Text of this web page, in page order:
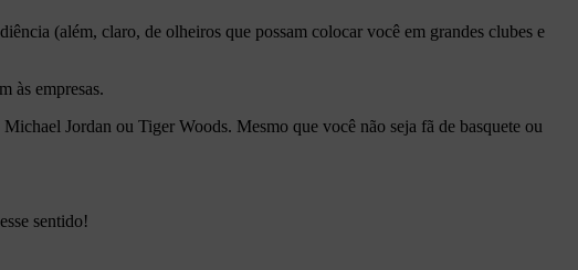
(além, claro, de olheiros que possam colocar você em grandes clubes e
às empresas.
Jordan ou Tiger Woods. Mesmo que você não seja fã de basquete ou
sentido!